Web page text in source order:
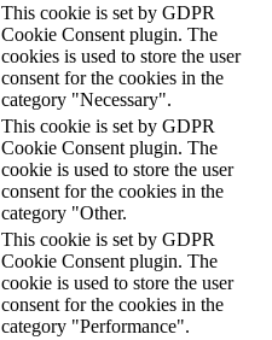
This cookie is set by GDPR
Cookie Consent plugin. The
cookies is used to store the user
consent for the cookies in the
category "Necessary".
This cookie is set by GDPR
Cookie Consent plugin. The
cookie is used to store the user
consent for the cookies in the
category "Other.
This cookie is set by GDPR
Cookie Consent plugin. The
cookie is used to store the user
consent for the cookies in the
category "Performance".